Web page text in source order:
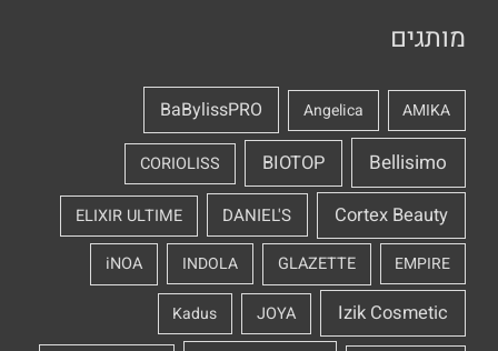
מותגים
AMIKA
Angelica
BaBylissPRO
Bellisimo
BIOTOP
CORIOLISS
Cortex Beauty
DANIEL'S
ELIXIR ULTIME
EMPIRE
GLAZETTE
INDOLA
iNOA
Izik Cosmetic
JOYA
Kadus